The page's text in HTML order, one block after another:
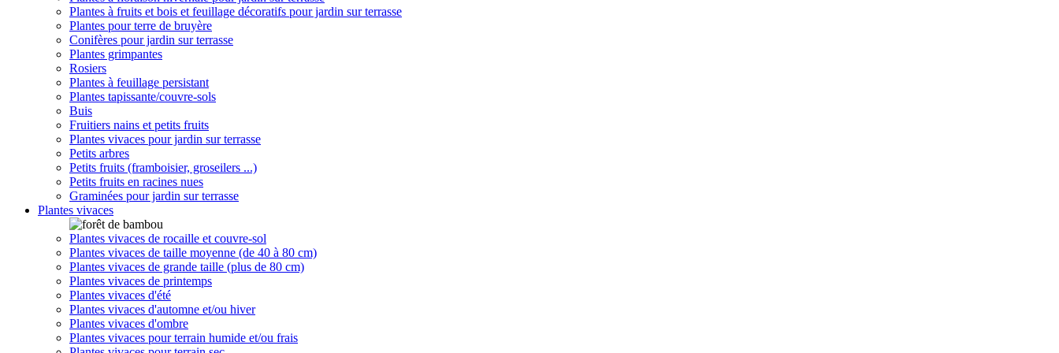
Plantes à fruits et bois et feuillage décoratifs pour jardin sur terrasse
Plantes pour terre de bruyère
Conifères pour jardin sur terrasse
Plantes grimpantes
Rosiers
Plantes à feuillage persistant
Plantes tapissante/couvre-sols
Buis
Fruitiers nains et petits fruits
Plantes vivaces pour jardin sur terrasse
Petits arbres
Petits fruits (framboisier, groseilers ...)
Petits fruits en racines nues
Graminées pour jardin sur terrasse
Plantes vivaces
Plantes vivaces de rocaille et couvre-sol
Plantes vivaces de taille moyenne (de 40 à 80 cm)
Plantes vivaces de grande taille (plus de 80 cm)
Plantes vivaces de printemps
Plantes vivaces d'été
Plantes vivaces d'automne et/ou hiver
Plantes vivaces d'ombre
Plantes vivaces pour terrain humide et/ou frais